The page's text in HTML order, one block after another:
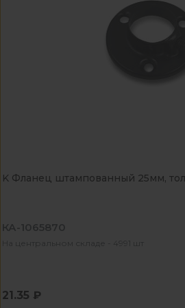
K Фланец штампованный 25мм,
КА-1065870
На центральном складе - 4991 шт
21.35 ₽